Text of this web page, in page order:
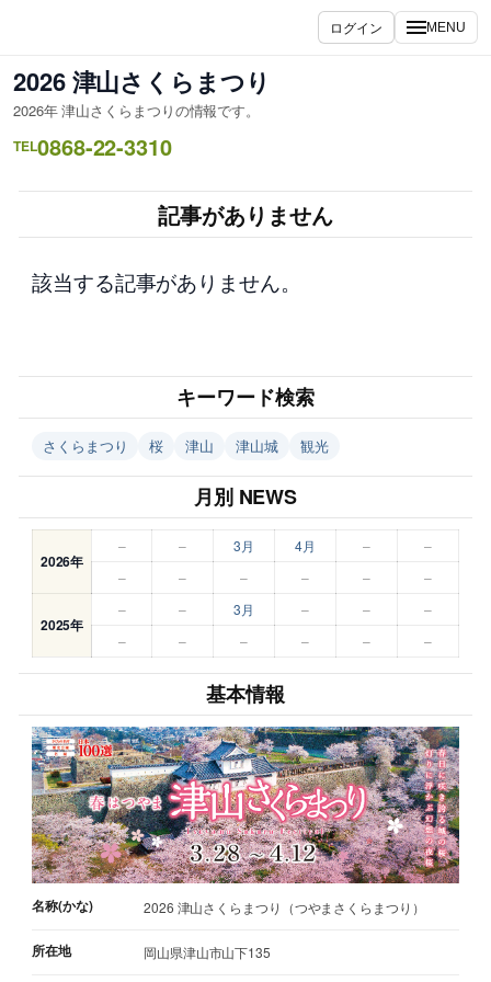
を
ス
キ
ッ
ログイン MENU
2026 津山さくらまつり
2026年 津山さくらまつりの情報です。
TEL0868-22-3310
記事がありません
該当する記事がありません。
キーワード検索
さくらまつり 桜 津山 津山城 観光
月別 NEWS
2026年
– – 3月 4月 –
–
–
– – – – –
2025年
– – 3月 – –
–
–
– – – – –
基本情報
名称(かな) 2026 津山さくらまつり（つやまさくらまつり）
所在地 岡山県津山市山下135